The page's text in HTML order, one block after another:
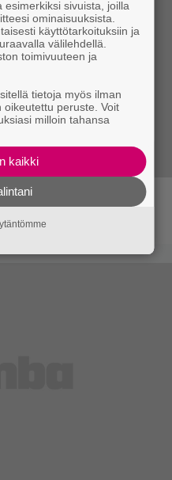
superpäivä –
esimerkiksi sivuista, joilla
ominaisuuksista.
käyttötarkoituksiin ja
välilehdellä.
toimivuuteen ja
tietoja myös ilman
oikeutettu peruste. Voit
milloin tahansa
kaikki